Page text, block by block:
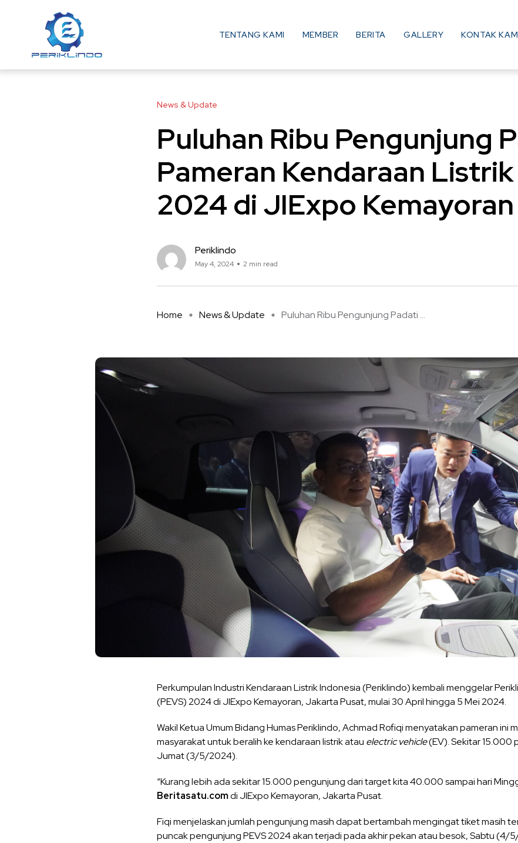
TENTANG KAMI MEMBER BERITA GALLERY KONTAK
News & Update
Puluhan Ribu Pengunjung
Pameran Kendaraan Listrik
2024 di JIExpo Kemayoran
Periklindo
May 4, 2024 2 min read
Home News & Update Puluhan Ribu Pengunjung Padati ...
Perkumpulan Industri Kendaraan Listrik Indonesia (Periklindo) kembali menggelar
(PEVS) 2024 di JIExpo Kemayoran, Jakarta Pusat, mulai 30 April hingga 5 Mei 2024.
Wakil Ketua Umum Bidang Humas Periklindo, Achmad Rofiqi menyatakan pameran ini
masyarakat untuk beralih ke kendaraan listrik atau electric vehicle(EV). Sekitar 15.000
Jumat (3/5/2024).
“Kurang lebih ada sekitar 15.000 pengunjung dari target kita 40.000 sampai hari
Beritasatu.comdi JIExpo Kemayoran, Jakarta Pusat.
Fiqi menjelaskan jumlah pengunjung masih dapat bertambah mengingat tiket masih
puncak pengunjung PEVS 2024 akan terjadi pada akhir pekan atau besok, Sabtu (4/